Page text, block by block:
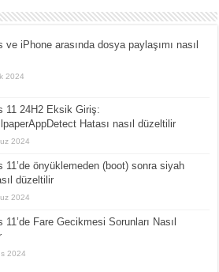
ve iPhone arasında dosya paylaşımı nasıl
2024
11 24H2 Eksik Giriş:
Hatası nasıl düzeltilir
2024
11’de önyüklemeden (boot) sonra siyah
düzeltilir
2024
11’de Fare Gecikmesi Sorunları Nasıl
2024